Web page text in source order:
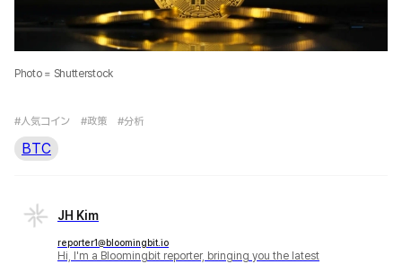
Photo = Shutterstock
#人気コイン #政策 #分析
BTC
JH Kim
reporter1@bloomingbit.io
Hi, I'm a Bloomingbit reporter, bringing you the latest